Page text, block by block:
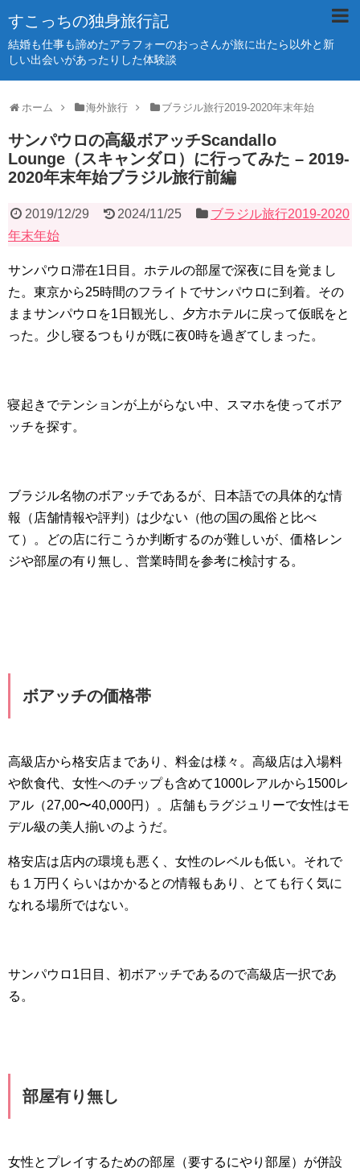
すこっちの独身旅行記
結婚も仕事も諦めたアラフォーのおっさんが旅に出たら以外と新
しい出会いがあったりした体験談
ホーム 海外旅行 ブラジル旅行2019-2020年末年始
サンパウロの高級ボアッチScandallo
Lounge（スキャンダロ）に行ってみた – 2019-
2020年末年始ブラジル旅行前編
2019/12/29 2024/11/25
ブラジル旅行2019-2020
年末年始
サンパウロ滞在1日目。ホテルの部屋で深夜に目を覚まし
た。東京から25時間のフライトでサンパウロに到着。その
ままサンパウロを1日観光し、夕方ホテルに戻って仮眠をと
った。少し寝るつもりが既に夜0時を過ぎてしまった。
寝起きでテンションが上がらない中、スマホを使ってボア
ッチを探す。
ブラジル名物のボアッチであるが、日本語での具体的な情
報（店舗情報や評判）は少ない（他の国の風俗と比べ
て）。どの店に行こうか判断するのが難しいが、価格レン
ジや部屋の有り無し、営業時間を参考に検討する。
ボアッチの価格帯
高級店から格安店まであり、料金は様々。高級店は入場料
や飲食代、女性へのチップも含めて1000レアルから1500レ
アル（27,00〜40,000円）。店舗もラグジュリーで女性はモ
デル級の美人揃いのようだ。
格安店は店内の環境も悪く、女性のレベルも低い。それで
も１万円くらいはかかるとの情報もあり、とても行く気に
なれる場所ではない。
サンパウロ1日目、初ボアッチであるので高級店一択であ
る。
部屋有り無し
女性とプレイするための部屋（要するにやり部屋）が併設